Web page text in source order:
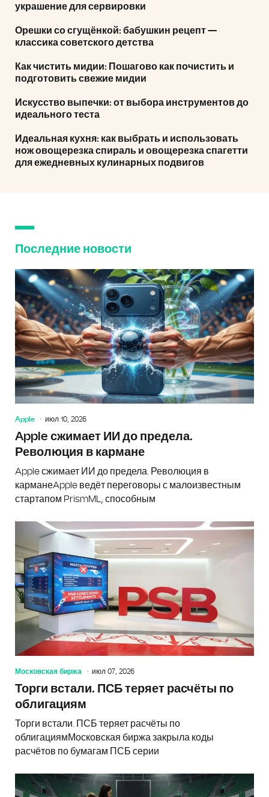
украшение для сервировки
Орешки со сгущёнкой: бабушкин рецепт —
классика советского детства
Как чистить мидии: Пошагово как почистить и
подготовить свежие мидии
Искусство выпечки: от выбора инструментов до
идеального теста
Идеальная кухня: как выбрать и использовать
нож овощерезка спираль и овощерезка спагетти
для ежедневных кулинарных подвигов
Последние новости
Apple июл 10, 2026
Apple сжимает ИИ до предела.
Революция в кармане
Apple сжимает ИИ до предела. Революция в
карманеApple ведёт переговоры с малоизвестным
стартапом PrismML, способным
Московская биржа июл 07, 2026
Торги встали. ПСБ теряет расчёты по
облигациям
Торги встали. ПСБ теряет расчёты по
облигациямМосковская биржа закрыла коды
расчётов по бумагам ПСБ серии